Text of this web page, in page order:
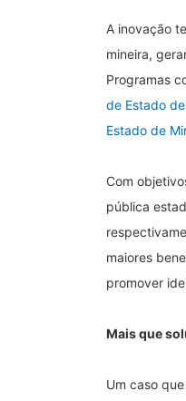
A inovação
mineira,
Programas
de Estado
Estado de
Com
pública
maiores
promover
Mais que
Um caso